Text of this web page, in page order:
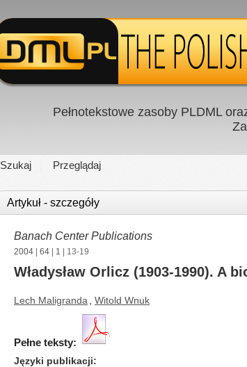
Pełnotekstowe zasoby PLDML
Szukaj Przeglądaj
Artykuł - szczegóły
Banach Center Publications
2004 64 1 | 13-19
Władysław Orlicz (1903-1990). A
Lech Maligranda Witold Wnuk
Pełne teksty:
Języki publikacji